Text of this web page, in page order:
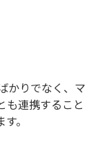
かりでなく、マ
も連携すること
。